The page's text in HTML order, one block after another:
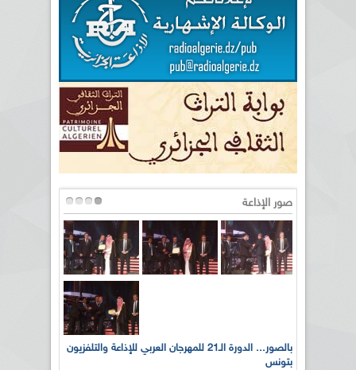
صور الإذاعة
بالصور... الدورة الـ21 للمهرجان العربي للإذاعة والتلفزيون
بتونس